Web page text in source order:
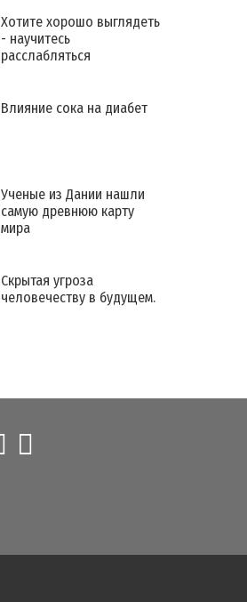
​Хотите хорошо выглядеть
- научитесь
расслабляться
Влияние сока на диабет
​Ученые из Дании нашли
самую древнюю карту
мира
Скрытая угроза
человечеству в будущем.